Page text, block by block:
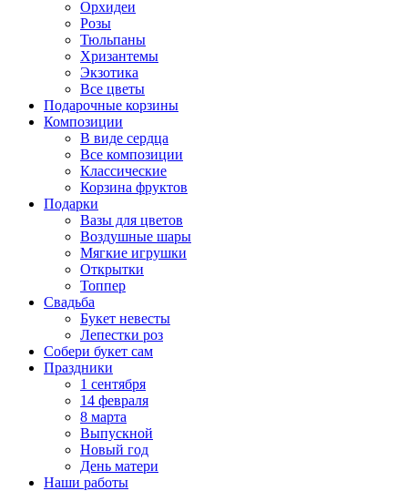
Орхидеи
Розы
Тюльпаны
Хризантемы
Экзотика
Все цветы
Подарочные корзины
Композиции
В виде сердца
Все композиции
Классические
Корзина фруктов
Подарки
Вазы для цветов
Воздушные шары
Мягкие игрушки
Открытки
Топпер
Свадьба
Букет невесты
Лепестки роз
Собери букет сам
Праздники
1 сентября
14 февраля
8 марта
Выпускной
Новый год
День матери
Наши работы